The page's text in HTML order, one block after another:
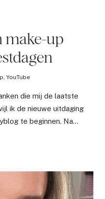
make-up
,YouTube
die mij de laatste
ik de nieuwe uitdaging
te beginnen. Na…